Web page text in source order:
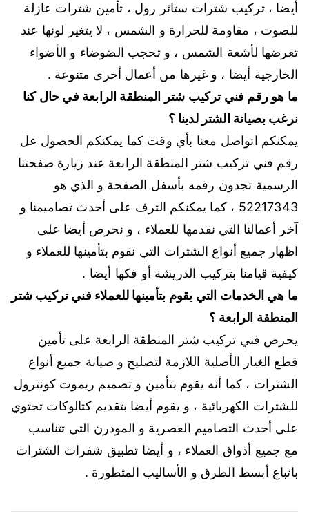
أيضا ، تركيب شترات ستائر رول ، تأمين شترات عازلة
للصوت ، مقاومة للحرارة و الشمس ، لا يتغير لونها عند
تعرضها لأشعة الشمس ، و تحجب الضوضاء و الأضواء
الخارجية أيضا ، و غيرها من أعمال أخرى متنوعة .
ما هو رقم فني تركيب شتر المنطقة الرابعة في حال كنا
نرغب بصيانة الشتر لدينا ؟
يمكنكم اتواصل معنا بأي وقت كما يمكنكم الحصول عل
رقم فني تركيب شتر المنطقة الرابعة عند زيارة صفحتنا
الرسمية تجدون رقمه بأسفل الصفحة و الذي هو
52217343 ، كما يمكنكم الترف على أحدث تصاميمنا و
آخر أعمالنا التي نقدمها للعملاء ، و نحرص أيضا على
اظهار جميع أنواع الشترات التي نقوم بتأمينها للعملاء و
كيفية قيامنا بتركيب الدريشة أو فكها أيضا .
ما هي الخدمات التي يقوم بتأمينها للعملاء فني تركيب شتر
المنطقة الرابعة ؟
يحرص فني تركيب شتر المنطقة الرابعة على تأمين
قطع الغيار الأصلية اللازمة لتصليح و صيانة جميع أنواع
الشترات ، كما أنه يقوم بتأمين و تصميم ريموت كونترول
للشترات الكهربائية ، و يقوم أيضا بتقديم كتالوكات تحتوي
على أحدث التصاميم العصرية و المودرن التي تتناسب
مع جميع أذواق العملاء ، و أيضا تطبيق شفرات الشترات
باتباع أبسط الطرق و الأساليب المتطورة .